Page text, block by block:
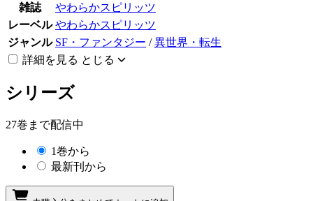
雑誌
やわらかスピリッツ
レーベル やわらかスピリッツ
ジャンル SF・ファンタジー /異世界・転生
詳細を見る とじる
シリーズ
27巻まで配信中
1巻から
最新刊から